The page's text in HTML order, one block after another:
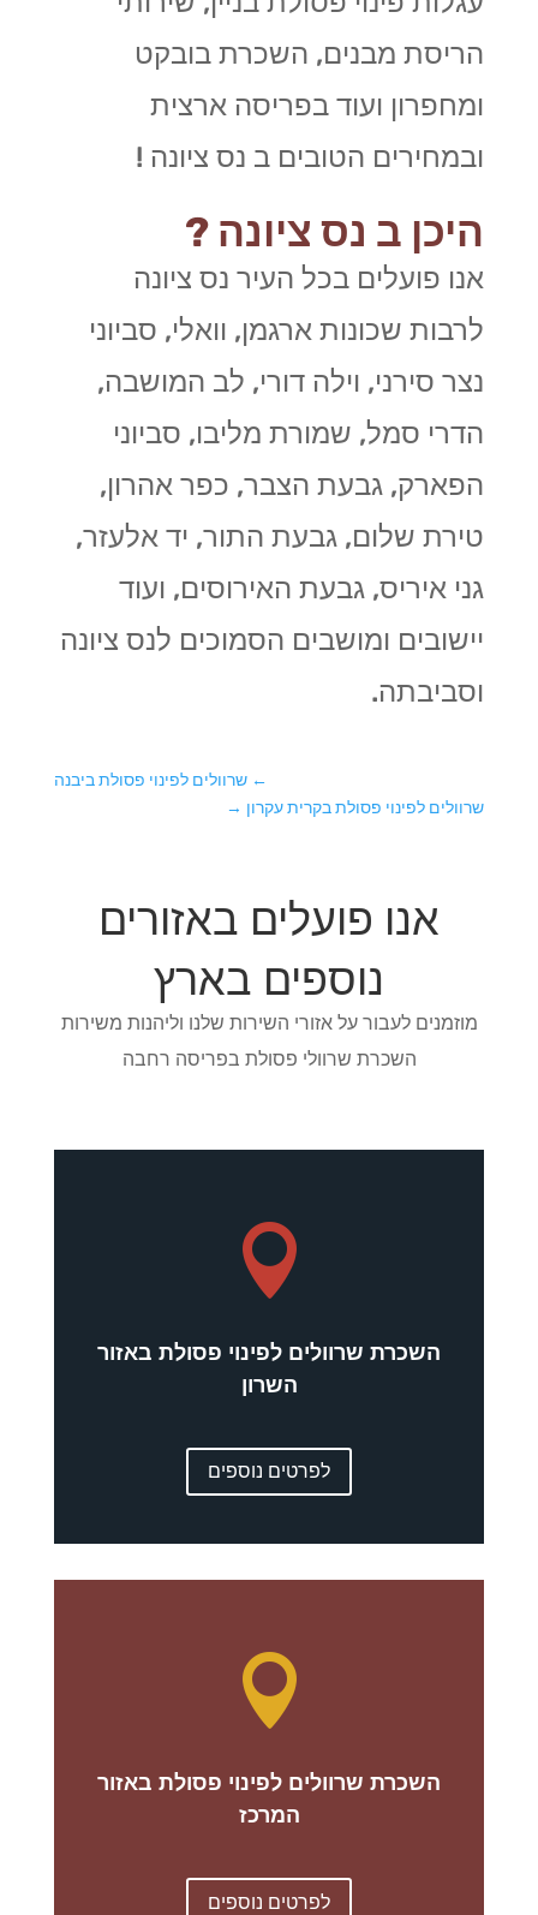
הריסת מבנים, השכרת בובקט
ומחפרון ועוד בפריסה ארצית
ובמחירים הטובים ב נס ציונה !
היכן ב נס ציונה ?
אנו פועלים בכל העיר נס ציונה
לרבות שכונות ארגמן, וואלי, סביוני
נצר סירני, וילה דורי, לב המושבה,
הדרי סמל, שמורת מליבו, סביוני
הפארק, גבעת הצבר, כפר אהרון,
טירת שלום, גבעת התור, יד אלעזר,
גני איריס, גבעת האירוסים, ועוד
יישובים ומושבים הסמוכים לנס ציונה
וסביבתה.
←שרוולים לפינוי פסולת ביבנה
שרוולים לפינוי פסולת בקרית עקרון →
אנו פועלים באזורים
נוספים בארץ
מוזמנים לעבור על אזורי השירות שלנו וליהנות משירות
השכרת שרוולי פסולת בפריסה רחבה

השכרת שרוולים לפינוי פסולת באזור
השרון
לפרטים נוספים

השכרת שרוולים לפינוי פסולת באזור
המרכז
לפרטים נוספים